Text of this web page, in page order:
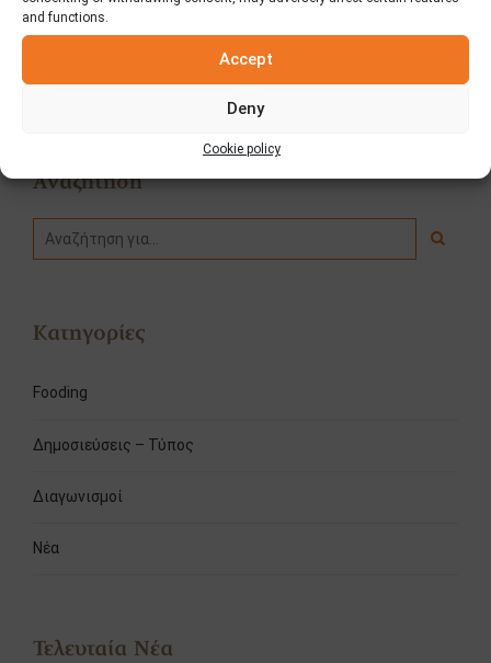
and functions.
Accept
Deny
Cookie policy
ΠΡΟΗΓΟΥΜΕΝΟ
Εσείς χαρίζετε κάστανο;
ΕΠΟΜΕΝΟ
Παραμονή Χριστουγέννων
Αναζήτηση
Κατηγορίες
Fooding
Δημοσιεύσεις – Τύπος
Διαγωνισμοί
Νέα
Τελευταία Νέα